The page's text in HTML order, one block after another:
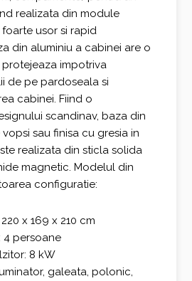
realizata din module
usor si rapid
din aluminiu a cabinei are o
impotriva
de pe pardoseala si
cabinei. Fiind o
scandinav, baza din
sau finisa cu gresia in
realizata din sticla solida
magnetic. Modelul din
configuratie:
x 169 x 210 cm
4 persoane
8 kW
galeata, polonic,